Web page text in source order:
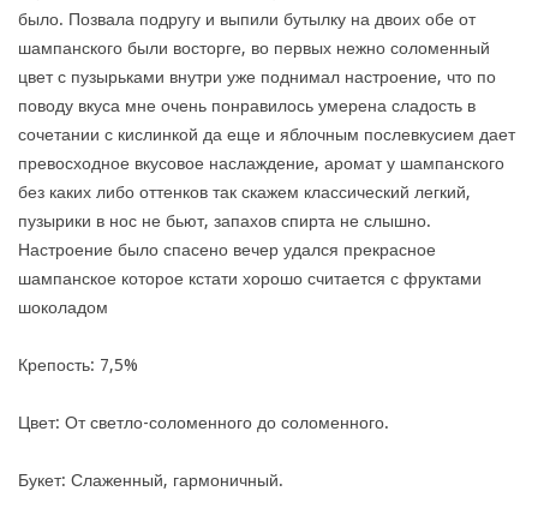
было. Позвала подругу и выпили бутылку на двоих обе от
шампанского были восторге, во первых нежно соломенный
цвет с пузырьками внутри уже поднимал настроение, что по
поводу вкуса мне очень понравилось умерена сладость в
сочетании с кислинкой да еще и яблочным послевкусием дает
превосходное вкусовое наслаждение, аромат у шампанского
без каких либо оттенков так скажем классический легкий,
пузырики в нос не бьют, запахов спирта не слышно.
Настроение было спасено вечер удался прекрасное
шампанское которое кстати хорошо считается с фруктами
шоколадом
Крепость: 7,5%
Цвет: От светло-соломенного до соломенного.
Букет: Слаженный, гармоничный.